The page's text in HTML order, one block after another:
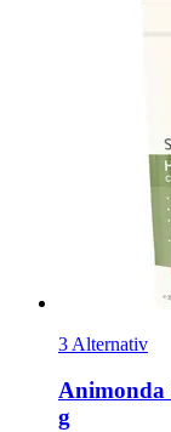
3 Alternativ
Animonda
g